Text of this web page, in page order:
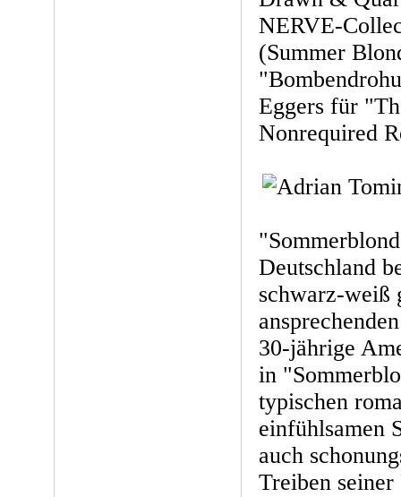
NERVE-
(Summer
Eggers für
Nonrequired
Deutschland
schwarz-weiß
30-jährige
in
typischen
einfühlsamen
auch
Treiben seiner